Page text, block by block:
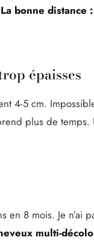
La bonne distance
épaisses
4-5 cm.
plus de
en 8 mois. Je n’ai
multi-